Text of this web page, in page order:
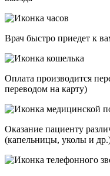
Врач быстро приедет к
Оплата производится
переводом на карту)
Оказание пациенту
(капельницы, уколы и